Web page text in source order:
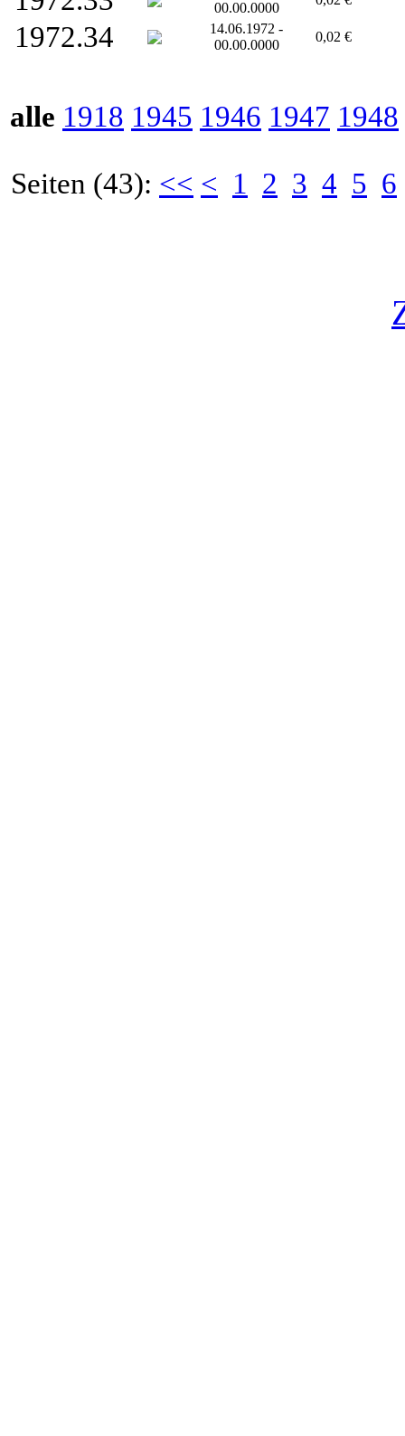
00.00.0000
1972.34
14.06.1972 -
00.00.0000
0,02 €
alle 1918 1945 1946 1947 1948
Seiten (43): << < 1 2 3 4 5 6